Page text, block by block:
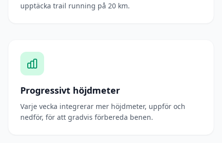
upptäcka trail running på 20 km.
Progressivt höjdmeter
Varje vecka integrerar mer höjdmeter, uppför och
nedför, för att gradvis förbereda benen.